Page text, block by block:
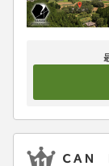
ＣＡＮ